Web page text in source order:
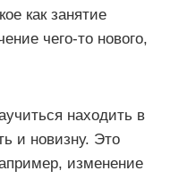
как занятие
чего-то нового,
находить в
и новизну. Это
изменение